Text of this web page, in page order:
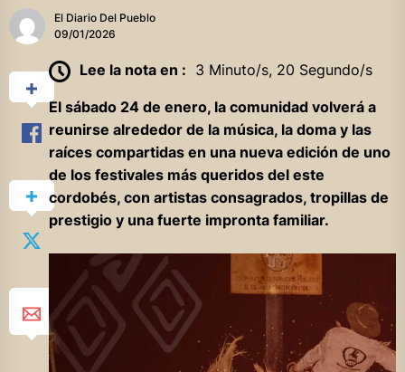
El Diario Del Pueblo
09/01/2026
Lee la nota en : 3 Minuto/s, 20 Segundo/s
El sábado 24 de enero, la comunidad volverá a
reunirse alrededor de la música, la doma y las
raíces compartidas en una nueva edición de uno
de los festivales más queridos del este
cordobés, con artistas consagrados, tropillas de
prestigio y una fuerte impronta familiar.